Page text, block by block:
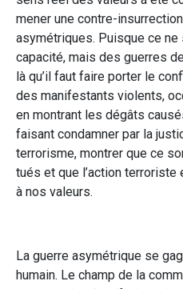
mener une contre-
asymétriques. Puisque ce
capacité, mais des guerres
là qu’il faut faire porter le
des manifestants violents,
en montrant les dégâts
faisant condamner par la
terrorisme, montrer que ce
tués et que l’action
à nos valeurs.
La guerre asymétrique se
humain. Le champ de la